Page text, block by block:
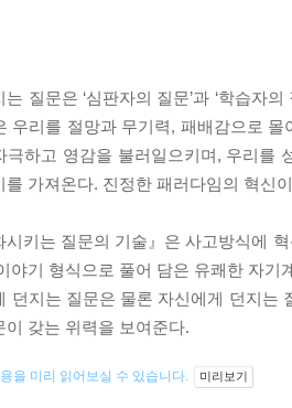
는 질문은 ‘심판자의 질문’과 ‘학습자
우리를 절망과 무기력, 패배감으로 몰
극하고 영감을 불러일으키며, 우리를
를 가져온다. 진정한 패러다임의 혁신
시키는 질문의 기술』은 사고방식에
야기 형식으로 풀어 담은 유쾌한 자
던지는 질문은 물론 자신에게 던지는
이 갖는 위력을 보여준다.
을 미리 읽어보실 수 있습니다. 미리보기